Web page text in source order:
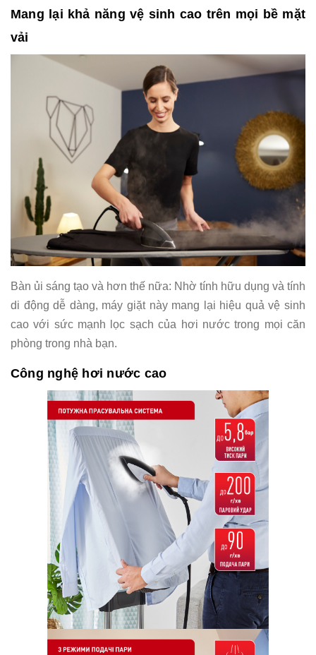
Mang lại khả năng vệ sinh cao trên mọi bề mặt
vải
Bàn ủi sáng tạo và hơn thế nữa: Nhờ tính hữu dụng và tính
di động dễ dàng, máy giặt này mang lại hiệu quả vệ sinh
cao với sức mạnh lọc sạch của hơi nước trong mọi căn
phòng trong nhà bạn.
Công nghệ hơi nước cao